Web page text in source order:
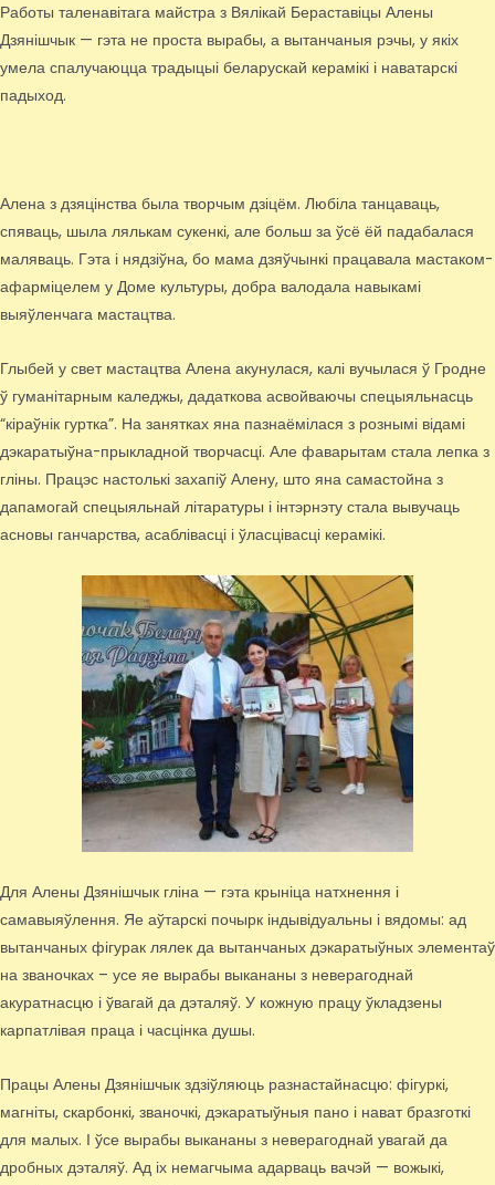
Работы таленавітага майстра з Вялікай Бераставіцы Алены
Дзянішчык — гэта не проста вырабы, а вытанчаныя рэчы, у якіх
умела спалучаюцца традыцыі беларускай керамікі і наватарскі
падыход.
Алена з дзяцінства была творчым дзіцём. Любіла танцаваць,
спяваць, шыла лялькам сукенкі, але больш за ўсё ёй падабалася
маляваць. Гэта і нядзіўна, бо мама дзяўчынкі працавала мастаком-
афарміцелем у Доме культуры, добра валодала навыкамі
выяўленчага мастацтва.
Глыбей у свет мастацтва Алена акунулася, калі вучылася ў Гродне
ў гуманітарным каледжы, дадаткова асвойваючы спецыяльнасць
“кіраўнік гуртка”. На занятках яна пазнаёмілася з рознымі відамі
дэкаратыўна-прыкладной творчасці. Але фаварытам стала лепка з
гліны. Працэс настолькі захапіў Алену, што яна самастойна з
дапамогай спецыяльнай літаратуры і інтэрнэту стала вывучаць
асновы ганчарства, асаблівасці і ўласцівасці керамікі.
Для Алены Дзянішчык гліна — гэта крыніца натхнення і
самавыяўлення. Яе аўтарскі почырк індывідуальны і вядомы: ад
вытанчаных фігурак лялек да вытанчаных дэкаратыўных элементаў
на званочках – усе яе вырабы выкананы з неверагоднай
акуратнасцю і ўвагай да дэталяў. У кожную працу ўкладзены
карпатлівая праца і часцінка душы.
Працы Алены Дзянішчык здзіўляюць разнастайнасцю: фігуркі,
магніты, скарбонкі, званочкі, дэкаратыўныя пано і нават бразготкі
для малых. І ўсе вырабы выкананы з неверагоднай увагай да
дробных дэталяў. Ад іх немагчыма адарваць вачэй — вожыкі,